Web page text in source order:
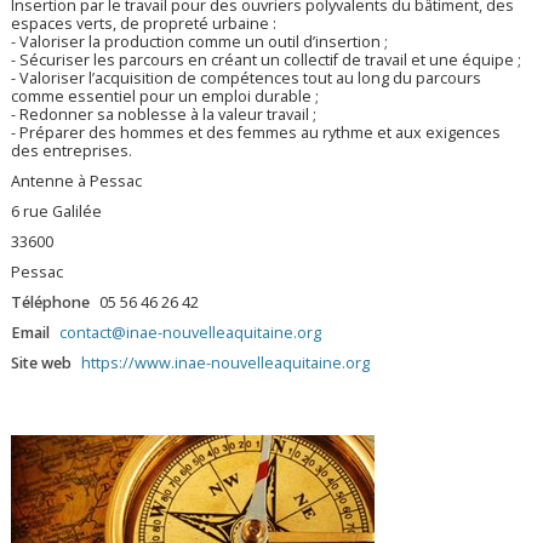
Insertion par le travail pour des ouvriers polyvalents du bâtiment, des
espaces verts, de propreté urbaine :
- Valoriser la production comme un outil d’insertion ;
- Sécuriser les parcours en créant un collectif de travail et une équipe ;
- Valoriser l’acquisition de compétences tout au long du parcours
comme essentiel pour un emploi durable ;
- Redonner sa noblesse à la valeur travail ;
- Préparer des hommes et des femmes au rythme et aux exigences
des entreprises.
Antenne à Pessac
6 rue Galilée
33600
Pessac
Téléphone 05 56 46 26 42
Email contact@inae-nouvelleaquitaine.org
Site web https://www.inae-nouvelleaquitaine.org